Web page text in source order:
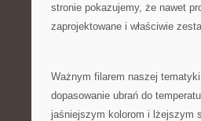
stronie pokazujemy, że nawet
zaprojektowane i właściwie
Ważnym filarem naszej
dopasowanie ubrań do
jaśniejszym kolorom i lżejszym